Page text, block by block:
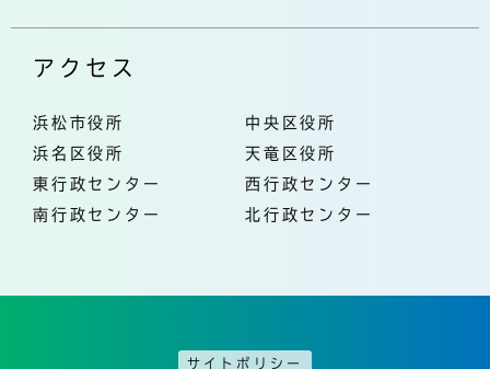
アクセス
浜松市役所
中央区役所
浜名区役所
天竜区役所
東行政センター
西行政センター
南行政センター
北行政センター
サイトポリシー